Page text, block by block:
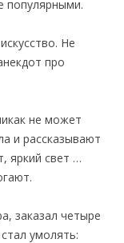
популярными.
Не
про
не может
и рассказывают
яркий свет …
заказал четыре
умолять: